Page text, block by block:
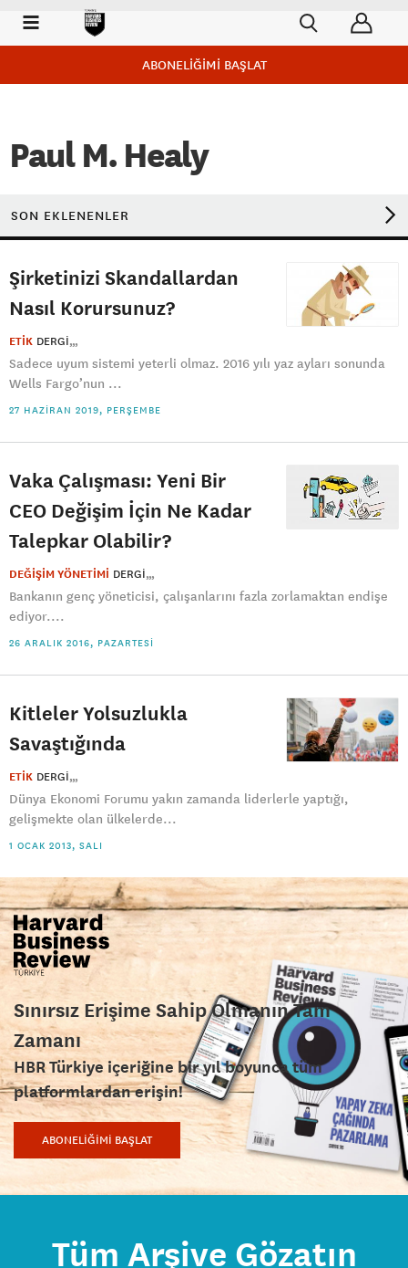
ABONELİĞİMİ BAŞLAT
Paul M. Healy
SON EKLENENLER
Şirketinizi Skandallardan
Nasıl Korursunuz?
ETİK DERGI
Sadece uyum sistemi yeterli olmaz. 2016 yılı yaz ayları sonunda
Wells Fargo’nun ...
27 HAZIRAN 2019, PERŞEMBE
Vaka Çalışması: Yeni Bir
CEO Değişim İçin Ne Kadar
Talepkar Olabilir?
DEĞİŞİM YÖNETİMİ DERGI
Bankanın genç yöneticisi, çalışanlarını fazla zorlamaktan endişe
ediyor....
26 ARALIK 2016, PAZARTESI
Kitleler Yolsuzlukla
Savaştığında
ETİK DERGI
Dünya Ekonomi Forumu yakın zamanda liderlerle yaptığı,
gelişmekte olan ülkelerde...
1 OCAK 2013, SALI
Sınırsız Erişime Sahip Olmanın Tam
Zamanı
HBR Türkiye içeriğine bir yıl boyunca tüm
platformlardan erişin!
ABONELİĞİMİ BAŞLAT
Tüm Arşive Gözatın